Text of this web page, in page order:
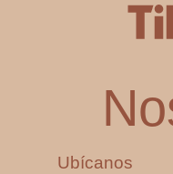
Ubícanos